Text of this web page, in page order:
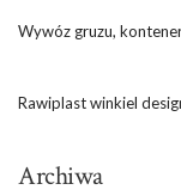
Wywóz gruzu,
Rawiplast winkiel
Archiwa